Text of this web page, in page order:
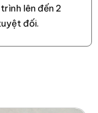
lên đến 2
đối.